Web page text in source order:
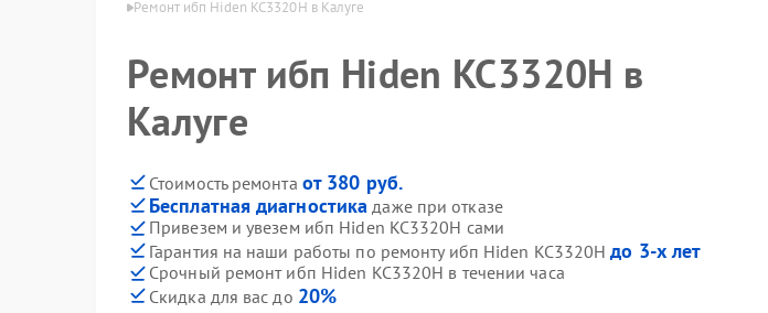
ибп Hiden в Калуге Ремонт ибп Hiden KC3320H в Калуге
Ремонт ибп Hiden KC3320H в
Калуге
Стоимость ремонта от 380 руб.
Бесплатная диагностика даже при отказе
Привезем и увезем ибп Hiden KC3320H сами
Гарантия на наши работы по ремонту ибп Hiden KC3320Hдо 3-х лет
Срочный ремонт ибп Hiden KC3320H в течении часа
Скидка для вас до 20%